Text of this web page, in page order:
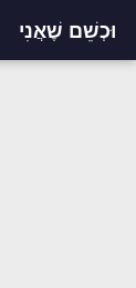
וּכְשֵׁם שֶׁאֲנִי